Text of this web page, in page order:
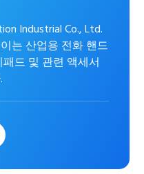
Industrial Co., Ltd.
는 산업용 전화 핸드
드 및 관련 액세서